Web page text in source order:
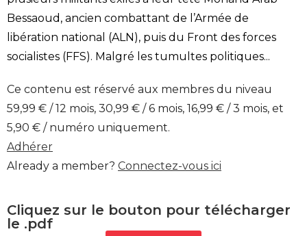
Bessaoud, ancien combattant de l’Armée de
libération national (ALN), puis du Front des forces
socialistes (FFS). Malgré les tumultes politiques...
Ce contenu est réservé aux membres du niveau
59,99 € / 12 mois, 30,99 € / 6 mois, 16,99 € / 3 mois, et
5,90 € / numéro uniquement.
Adhérer
Already a member? Connectez-vous ici
Cliquez sur le bouton pour télécharger
le .pdf